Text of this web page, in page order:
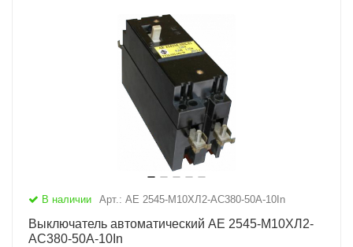
В наличии Арт.: АЕ 2545-М10ХЛ2-AC380-50А-10In
Выключатель автоматический АЕ 2545-М10ХЛ2-
AC380-50А-10In